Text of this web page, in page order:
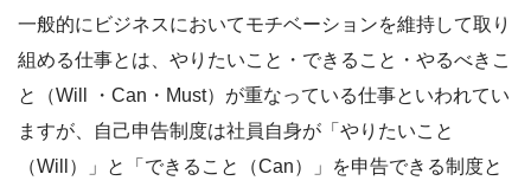
一般的にビジネスにおいてモチベーションを維持して取り
組める仕事とは、やりたいこと・できること・やるべきこ
と（Will ・Can・Must）が重なっている仕事といわれてい
ますが、自己申告制度は社員自身が「やりたいこと
（Will）」と「できること（Can）」を申告できる制度と